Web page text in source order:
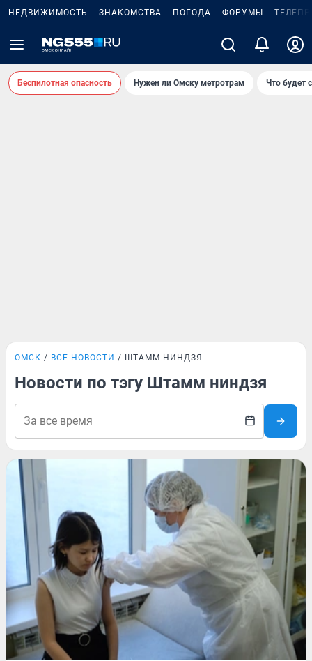
НЕДВИЖИМОСТЬ ЗНАКОМСТВА ПОГОДА ФОРУМЫ
Беспилотная опасность Нужен ли Омску метротрам Что будет
ОМСК ВСЕ НОВОСТИ ШТАММ НИНДЗЯ
Новости по тэгу Штамм ниндзя